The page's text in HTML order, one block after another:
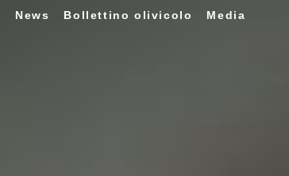
News Bollettino olivicolo Media